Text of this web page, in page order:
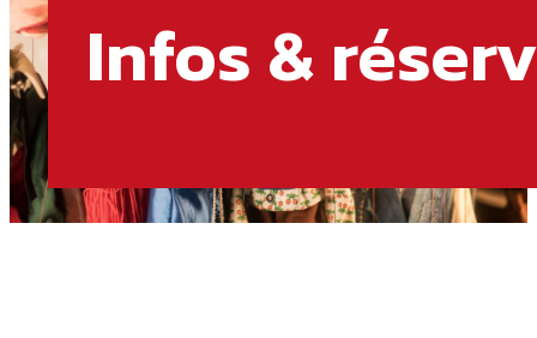
Infos &